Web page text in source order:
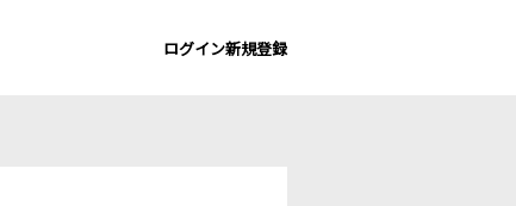
ログイン新規登録